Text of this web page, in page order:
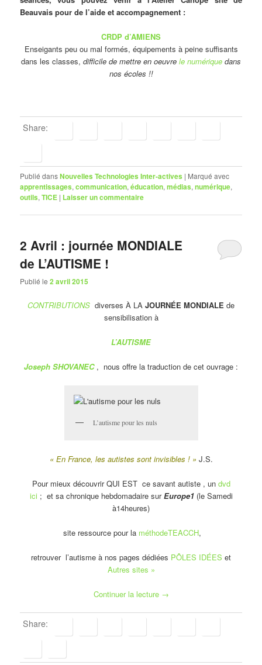
Beauvais pour de l’aide et accompagnement :
CRDP d’AMIENS
Enseigants peu ou mal formés, équipements à peine suffisants
dans les classes, difficile de mettre en oeuvre le numérique dans
nos écoles !!
Share:
Publié dansNouvelles Technologies Inter-actives | Marqué avec
apprentissages,communication,éducation,médias,numérique,
outils,TICE | Laisser un commentaire
2 Avril : journée MONDIALE
de L’AUTISME !
Publié le2 avril 2015
CONTRIBUTIONS diverses À LA JOURNÉE MONDIALE de
sensibilisation à
L’AUTISME
Joseph SHOVANEC, nous offre la traduction de cet ouvrage :
L’autisme pour les nuls
« En France, les autistes sont invisibles ! » J.S.
Pour mieux découvrir QUI EST ce savant autiste , un dvd
ici ; et sa chronique hebdomadaire surEurope1(le Samedi
à14heures)
site ressource pour la méthodeTEACCH,
retrouver l’autisme à nos pages dédiées PÔLES IDÉES et
Autres sites »
Continuer la lecture →
Share: